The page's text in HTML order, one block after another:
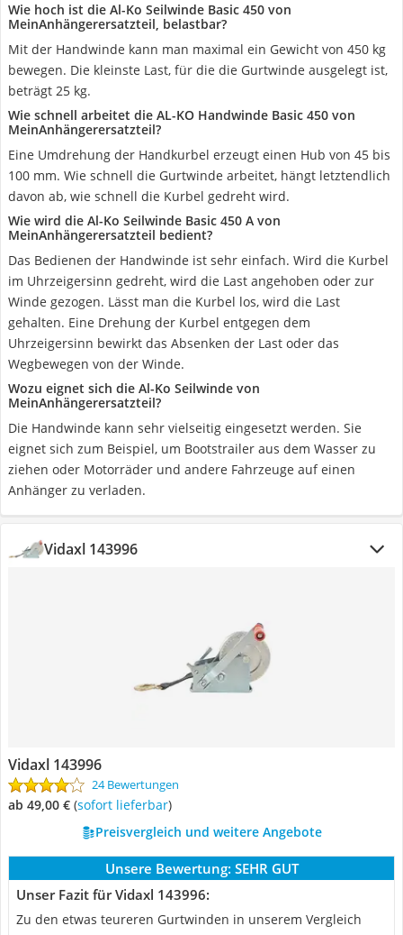
Wie hoch ist die Al-Ko Seilwinde Basic 450 von
MeinAnhängerersatzteil, belastbar?
Mit der Handwinde kann man maximal ein Gewicht von 450 kg
bewegen. Die kleinste Last, für die die Gurtwinde ausgelegt ist,
beträgt 25 kg.
Wie schnell arbeitet die AL-KO Handwinde Basic 450 von
MeinAnhängerersatzteil?
Eine Umdrehung der Handkurbel erzeugt einen Hub von 45 bis
100 mm. Wie schnell die Gurtwinde arbeitet, hängt letztendlich
davon ab, wie schnell die Kurbel gedreht wird.
Wie wird die Al-Ko Seilwinde Basic 450 A von
MeinAnhängerersatzteil bedient?
Das Bedienen der Handwinde ist sehr einfach. Wird die Kurbel
im Uhrzeigersinn gedreht, wird die Last angehoben oder zur
Winde gezogen. Lässt man die Kurbel los, wird die Last
gehalten. Eine Drehung der Kurbel entgegen dem
Uhrzeigersinn bewirkt das Absenken der Last oder das
Wegbewegen von der Winde.
Wozu eignet sich die Al-Ko Seilwinde von
MeinAnhängerersatzteil?
Die Handwinde kann sehr vielseitig eingesetzt werden. Sie
eignet sich zum Beispiel, um Bootstrailer aus dem Wasser zu
ziehen oder Motorräder und andere Fahrzeuge auf einen
Anhänger zu verladen.
Vidaxl 143996
Vidaxl 143996
24 Bewertungen
ab 49,00 € ( Sofort lieferbar)
Preisvergleich und weitere Angebote
Unsere Bewertung: SEHR GUT
Unser Fazit für Vidaxl 143996:
Zu den etwas teureren Gurtwinden in unserem Vergleich